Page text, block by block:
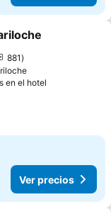
881
en el hotel
Ver precios